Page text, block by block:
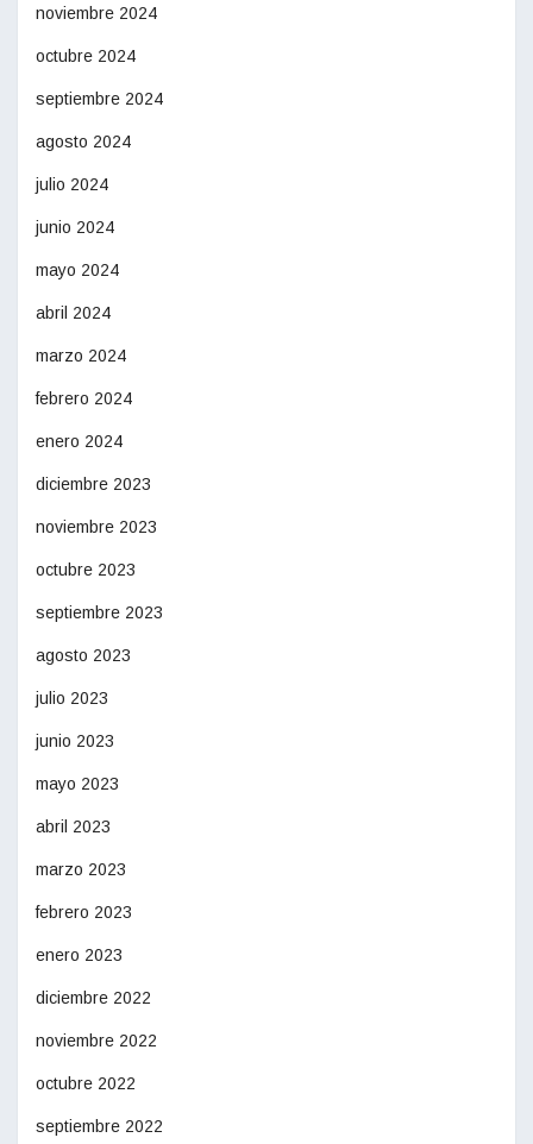
noviembre 2024
octubre 2024
septiembre 2024
agosto 2024
julio 2024
junio 2024
mayo 2024
abril 2024
marzo 2024
febrero 2024
enero 2024
diciembre 2023
noviembre 2023
octubre 2023
septiembre 2023
agosto 2023
julio 2023
junio 2023
mayo 2023
abril 2023
marzo 2023
febrero 2023
enero 2023
diciembre 2022
noviembre 2022
octubre 2022
septiembre 2022